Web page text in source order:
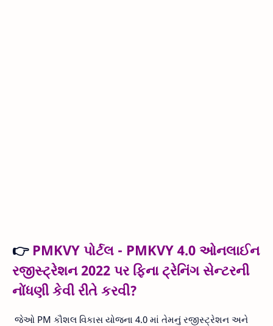
👉 PMKVY પોર્ટલ - PMKVY 4.0 ઓનલાઈન
રજીસ્ટ્રેશન 2022 પર ફિના ટ્રેનિંગ સેન્ટરની
નોંધણી કેવી રીતે કરવી?
જેઓ PM કૌશલ વિકાસ યોજના 4.0 માં તેમનું રજીસ્ટ્રેશન અને